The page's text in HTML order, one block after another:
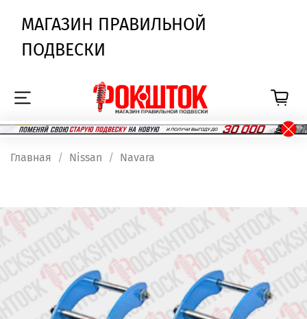
МАГАЗИН ПРАВИЛЬНОЙ
ПОДВЕСКИ
Главная Nissan Navara